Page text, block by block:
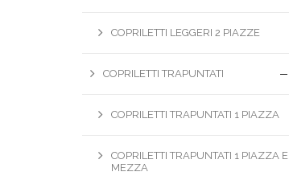
COPRILETTI LEGGERI 2 PIAZZE
COPRILETTI TRAPUNTATI
COPRILETTI TRAPUNTATI 1 PIAZZA
COPRILETTI TRAPUNTATI 1 PIAZZA E
MEZZA